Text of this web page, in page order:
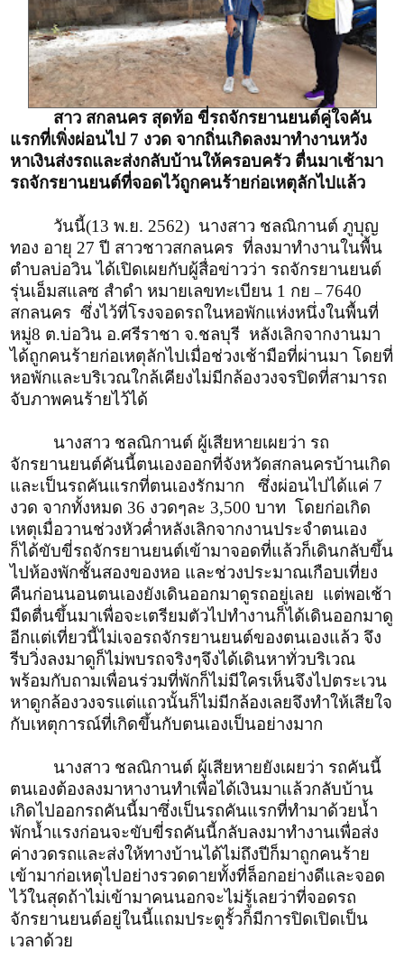
สาว สกลนคร สุดท้อ ขี่รถจักรยานยนต์คู่ใจคัน
แรกที่เพิ่งผ่อนไป 7 งวด จากถิ่นเกิดลงมาทำงานหวัง
หาเงินส่งรถและส่งกลับบ้านให้ครอบครัว ตื่นมาเช้ามา
รถจักรยานยนต์ที่จอดไว้ถูกคนร้ายก่อเหตุลักไปแล้ว
วันนี้(13 พ.ย. 2562) นางสาว ชลณิกานต์ ภูบุญ
ทอง อายุ 27 ปี สาวชาวสกลนคร ที่ลงมาทำงานในพื้น
ตำบลบ่อวิน ได้เปิดเผยกับผู้สื่อข่าวว่า รถจักรยานยนต์
รุ่นเอ็มสแลซ สำดำ หมายเลขทะเบียน 1 กย – 7640
สกลนคร ซึ่งไว้ที่โรงจอดรถในหอพักแห่งหนึ่งในพื้นที่
หมู่8 ต.บ่อวิน อ.ศรีราชา จ.ชลบุรี หลังเลิกจากงานมา
ได้ถูกคนร้ายก่อเหตุลักไปเมื่อช่วงเช้ามือที่ผ่านมา โดยที่
หอพักและบริเวณใกล้เคียงไม่มีกล้องวงจรปิดที่สามารถ
จับภาพคนร้ายไว้ได้
นางสาว ชลณิกานต์ ผู้เสียหายเผยว่า รถ
จักรยานยนต์คันนี้ตนเองออกที่จังหวัดสกลนครบ้านเกิด
และเป็นรถคันแรกที่ตนเองรักมาก ซึ่งผ่อนไปได้แค่ 7
งวด จากทั้งหมด 36 งวดๆละ 3,500 บาท โดยก่อเกิด
เหตุเมื่อวานช่วงหัวค่ำหลังเลิกจากงานประจำตนเอง
ก็ได้ขับขี่รถจักรยานยนต์เข้ามาจอดที่แล้วก็เดินกลับขึ้น
ไปห้องพักชั้นสองของหอ และช่วงประมาณเกือบเที่ยง
คืนก่อนนอนตนเองยังเดินออกมาดูรถอยู่เลย แต่พอเช้า
มืดตื่นขึ้นมาเพื่อจะเตรียมตัวไปทำงานก็ได้เดินออกมาดู
อีกแต่เที่ยวนี้ไม่เจอรถจักรยานยนต์ของตนเองแล้ว จึง
รีบวิ่งลงมาดูก็ไม่พบรถจริงๆจึงได้เดินหาทั่วบริเวณ
พร้อมกับถามเพื่อนร่วมที่พักก็ไม่มีใครเห็นจึงไปตระเวน
หาดูกล้องวงจรแต่แถวนั้นก็ไม่มีกล้องเลยจึงทำให้เสียใจ
กับเหตุการณ์ที่เกิดขึ้นกับตนเองเป็นอย่างมาก
นางสาว ชลณิกานต์ ผู้เสียหายยังเผยว่า รถคันนี้
ตนเองต้องลงมาหางานทำเพื่อได้เงินมาแล้วกลับบ้าน
เกิดไปออกรถคันนี้มาซึ่งเป็นรถคันแรกที่ทำมาด้วยน้ำ
พักน้ำแรงก่อนจะขับขี่รถคันนี้กลับลงมาทำงานเพื่อส่ง
ค่างวดรถและส่งให้ทางบ้านได้ไม่ถึงปีก็มาถูกคนร้าย
เข้ามาก่อเหตุไปอย่างรวดดายทั้งที่ล็อกอย่างดีและจอด
ไว้ในสุดถ้าไม่เข้ามาคนนอกจะไม่รู้เลยว่าที่จอดรถ
จักรยานยนต์อยู่ในนี้แถมประตูรั้วก็มีการปิดเปิดเป็น
เวลาด้วย